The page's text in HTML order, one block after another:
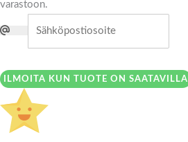
varastoon.
ILMOITA KUN TUOTE ON SAATAVILLA